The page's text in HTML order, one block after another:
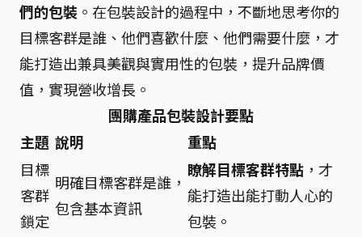
們的包裝 。在包裝設計的過程中，不斷地思考你的
目標客群是誰、他們喜歡什麼、他們需要什麼，才
能打造出兼具美觀與實用性的包裝，提升品牌價
值，實現營收增長。
團購產品包裝設計要點
主題 說明
重點
目標
客群
鎖定
明確目標客群是誰，
包含基本資訊
瞭解目標客群特點 ，才
能打造出能打動人心的
包裝。